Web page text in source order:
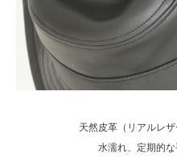
天然皮革（リアルレ
水濡れ、定期的な